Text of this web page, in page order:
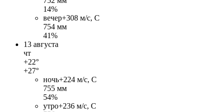
14%
вечер+308 м/c, С
754 мм
41%
13 августа
чт
+22°
+27°
ночь+224 м/c, С
755 мм
54%
утро+236 м/c, С